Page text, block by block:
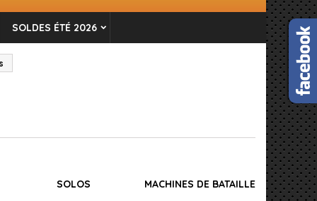
SOLDES ÉTÉ 2026
SOLOS MACHINES DE BATAILLE